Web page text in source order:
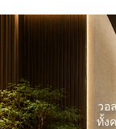
วอ
ทั้ง